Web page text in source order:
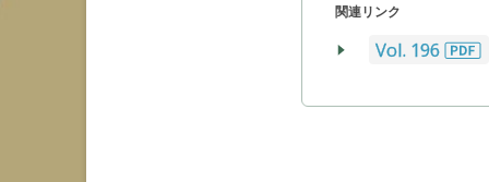
関連リンク
Vol. 196